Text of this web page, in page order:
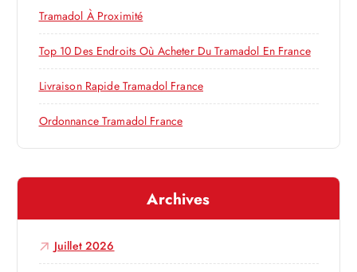
t
i
c
r
:
Tramadol À Proximité
Top 10 Des Endroits Où Acheter Du Tramadol En France
Livraison Rapide Tramadol France
Ordonnance Tramadol France
Archives
Juillet 2026